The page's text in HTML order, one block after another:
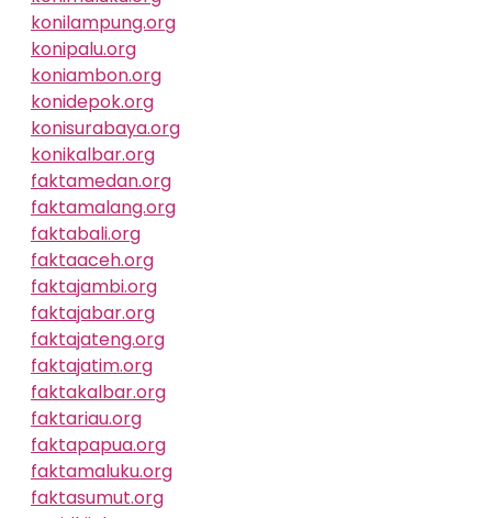
konilampung.org
konipalu.org
koniambon.org
konidepok.org
konisurabaya.org
konikalbar.org
faktamedan.org
faktamalang.org
faktabali.org
faktaaceh.org
faktajambi.org
faktajabar.org
faktajateng.org
faktajatim.org
faktakalbar.org
faktariau.org
faktapapua.org
faktamaluku.org
faktasumut.org